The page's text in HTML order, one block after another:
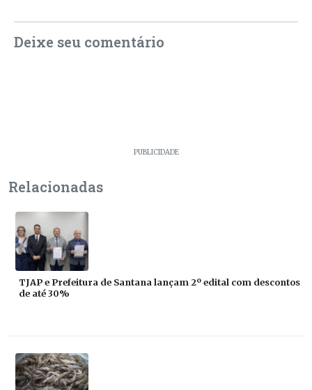
Deixe seu comentário
PUBLICIDADE
Relacionadas
TJAP e Prefeitura de Santana lançam 2º edital com descontos
de até 30%